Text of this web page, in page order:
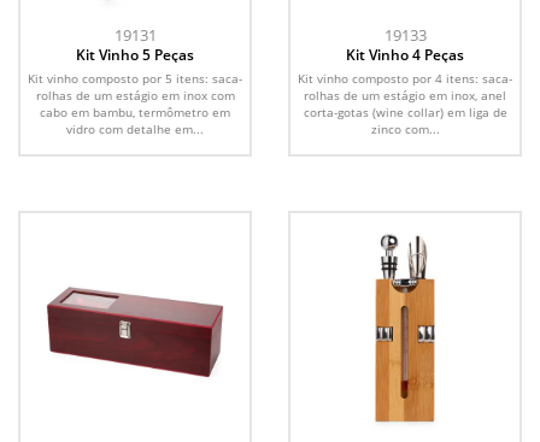
19131
Kit Vinho 5 Peças
Kit vinho composto por 5 itens: saca-
rolhas de um estágio em inox com
cabo em bambu, termômetro em
vidro com detalhe em...
19133
Kit Vinho 4 Peças
Kit vinho composto por 4 itens: saca-
rolhas de um estágio em inox, anel
corta-gotas (wine collar) em liga de
zinco com...